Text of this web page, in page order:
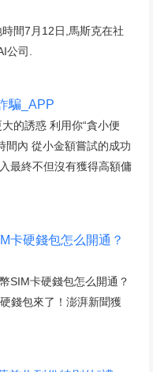
間7月12日,馬斯克在社
司.
騙_APP
的誘惑 利用你“貪小便
間內 從小金額嘗試的成功
最終不但沒有獲得高額傭
卡硬錢包怎么開通？
SIM卡硬錢包怎么開通？
錢包來了！澎湃新聞獲